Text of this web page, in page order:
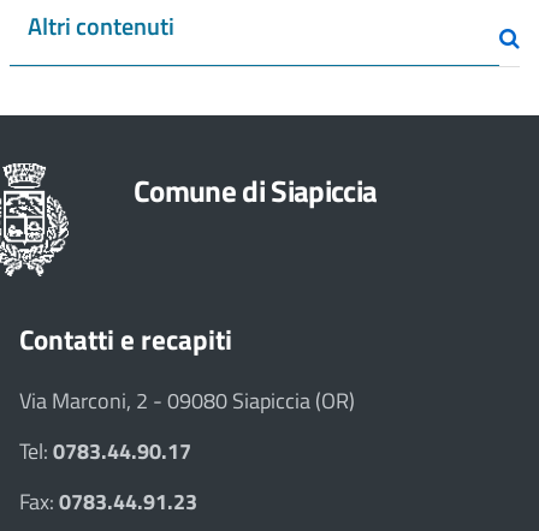
Altri contenuti
Comune di Siapiccia
Contatti e recapiti
Via Marconi, 2 - 09080 Siapiccia (OR)
Tel:0783.44.90.17
Fax:0783.44.91.23